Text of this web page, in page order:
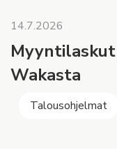
14.7.2026
Wakasta
Talousohjelmat